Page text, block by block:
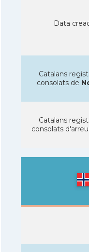
Data
Catalans
consolats de
Catalans
consolats